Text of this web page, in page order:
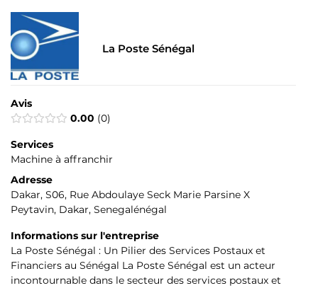
La Poste Sénégal
Avis
0.00 0
Services
Machine à affranchir
Adresse
Dakar, S06, Rue Abdoulaye Seck Marie Parsine X
Peytavin, Dakar, Senegalénégal
Informations sur l'entreprise
La Poste Sénégal : Un Pilier des Services Postaux et
Financiers au Sénégal La Poste Sénégal est un acteur
incontournable dans le secteur des services postaux et